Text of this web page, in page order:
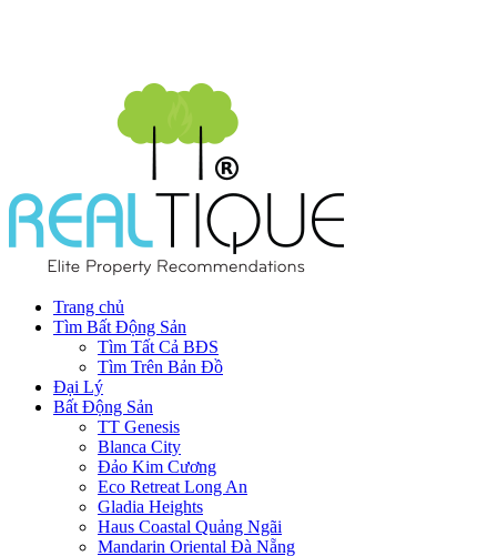
Trang chủ
Tìm Bất Động Sản
Tìm Tất Cả BĐS
Tìm Trên Bản Đồ
Đại Lý
Bất Động Sản
TT Genesis
Blanca City
Đảo Kim Cương
Eco Retreat Long An
Gladia Heights
Haus Coastal Quảng Ngãi
Mandarin Oriental Đà Nẵng